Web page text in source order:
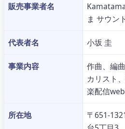
販売事業者名
ま サウン
代表者名 小坂 圭
事業内容
作曲、編
カリスト
楽配信
所在地
〒651-